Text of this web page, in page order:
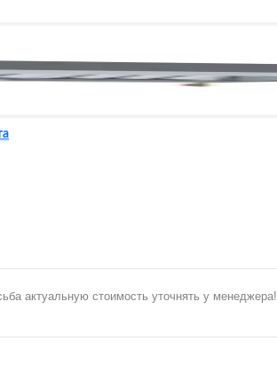
актуальную стоимость уточнять у менеджера!